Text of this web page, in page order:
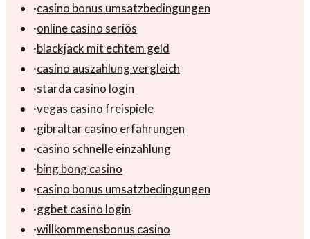
·casino bonus umsatzbedingungen
·online casino seriös
·blackjack mit echtem geld
·casino auszahlung vergleich
·starda casino login
·vegas casino freispiele
·gibraltar casino erfahrungen
·casino schnelle einzahlung
·bing bong casino
·casino bonus umsatzbedingungen
·ggbet casino login
·willkommensbonus casino